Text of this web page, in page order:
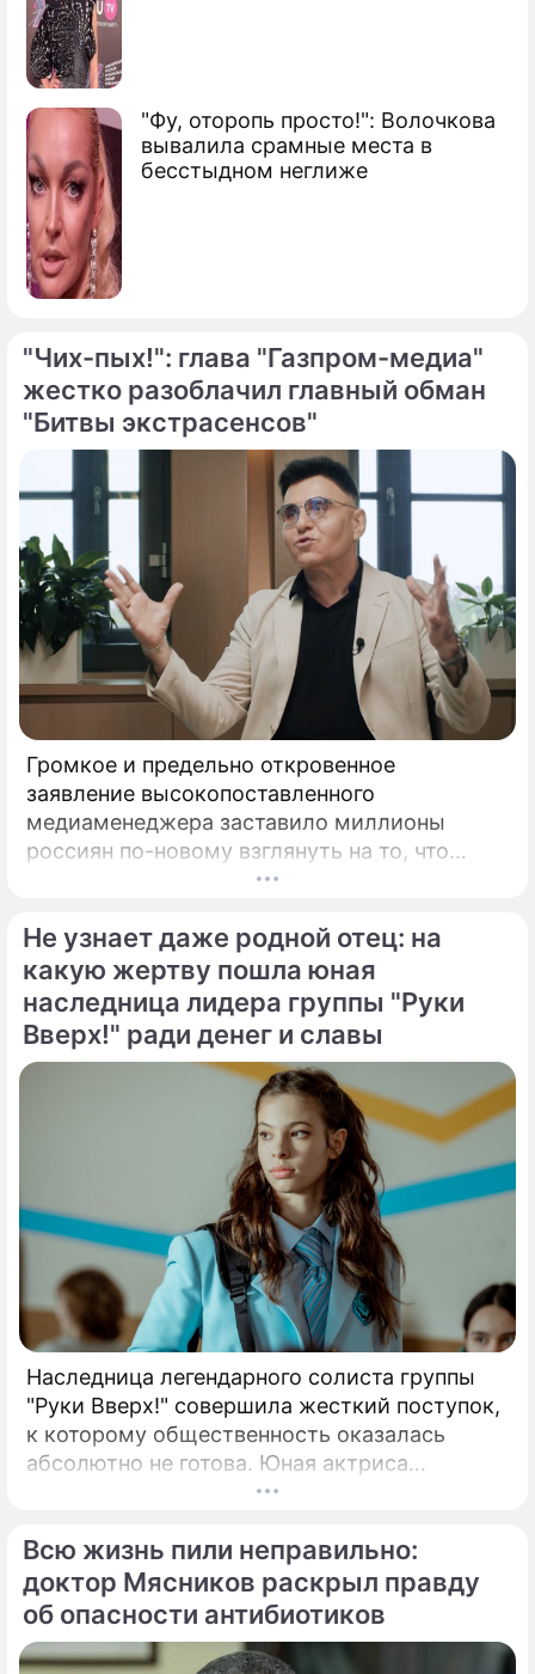
"Фу, оторопь просто!": Волочкова
вывалила срамные места в
бесстыдном неглиже
"Чих-пых!": глава "Газпром-медиа"
жестко разоблачил главный обман
"Битвы экстрасенсов"
Громкое и предельно откровенное
заявление высокопоставленного
медиаменеджера заставило миллионы
россиян по-новому взглянуть на то, что
годами происходит на экране главного
Генеральный директор мощнейшего
холдинга "Газпром-медиа" Александр Жаров
решился на неожидаемый и крайне острый
демарш.
Не узнает даже родной отец: на
какую жертву пошла юная
наследница лидера группы "Руки
Вверх!" ради денег и славы
Наследница легендарного солиста группы
"Руки Вверх!" совершила жесткий поступок,
к которому общественность оказалась
абсолютно не готова. Юная актриса
Вероника Жукова, дочь бессменного лидера
заставила взрогнуть своих многочисленных
поклонников.
Всю жизнь пили неправильно:
доктор Мясников раскрыл правду
об опасности антибиотиков